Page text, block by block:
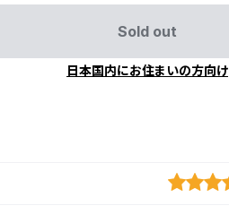
Sold out
日本国内にお住まいの方向け